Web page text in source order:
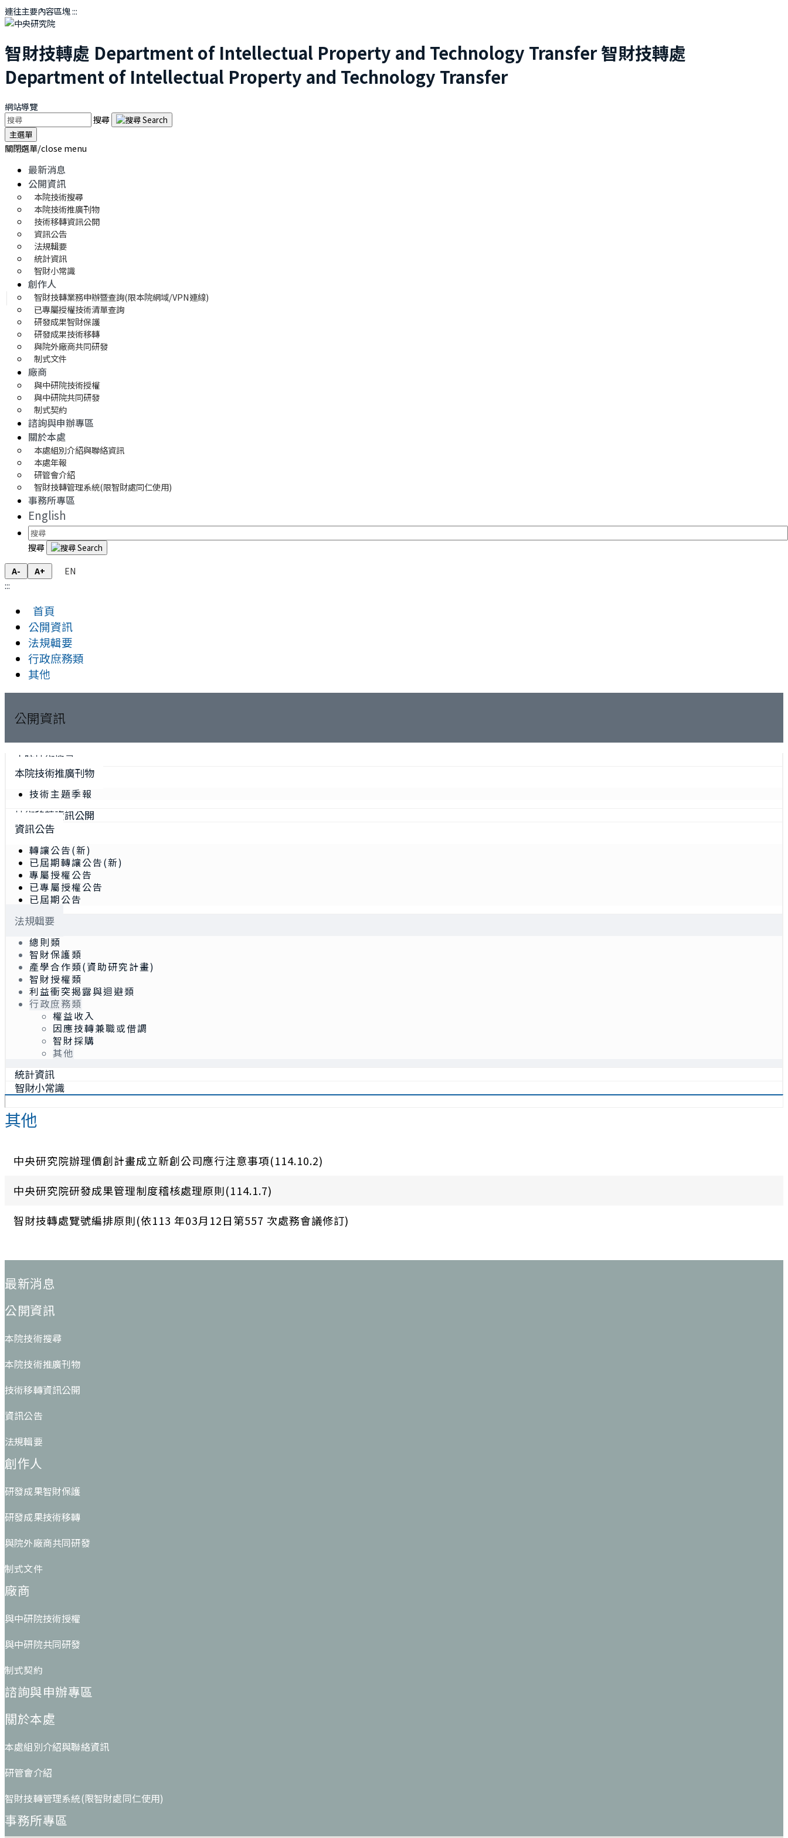
連往主要內容區塊:::
智財技轉處 Department of Intellectual Property and Technology Transfer智財技轉處
Department of Intellectual Property and Technology Transfer
網站導覽
搜尋
主選單
關閉選單/close menu
最新消息
公開資訊
本院技術搜尋
本院技術推廣刊物
技術移轉資訊公開
資訊公告
法規輯要
統計資訊
智財小常識
創作人
智財技轉業務申辦暨查詢(限本院網域/VPN連線)
已專屬授權技術清單查詢
研發成果智財保護
研發成果技術移轉
與院外廠商共同研發
制式文件
廠商
與中研院技術授權
與中研院共同研發
制式契約
諮詢與申辦專區
關於本處
本處組別介紹與聯絡資訊
本處年報
研管會介紹
智財技轉管理系統(限智財處同仁使用)
事務所專區
English
搜尋
A- A+
EN
:::
首頁
公開資訊
法規輯要
行政庶務類
其他
公開資訊
本院技術搜尋
本院技術推廣刊物
技術主題季報
技術移轉資訊公開
資訊公告
轉讓公告(新)
已屆期轉讓公告(新)
專屬授權公告
已專屬授權公告
已屆期公告
法規輯要
總則類
智財保護類
產學合作類(資助研究計畫)
智財授權類
利益衝突揭露與迴避類
行政庶務類
權益收入
因應技轉兼職或借調
智財採購
其他
統計資訊
智財小常識
其他
中央研究院辦理價創計畫成立新創公司應行注意事項(114.10.2)
中央研究院研發成果管理制度稽核處理原則(114.1.7)
智財技轉處覽號編排原則(依113 年03月12日第557 次處務會議修訂)
最新消息
公開資訊
本院技術搜尋
本院技術推廣刊物
技術移轉資訊公開
資訊公告
法規輯要
創作人
研發成果智財保護
研發成果技術移轉
與院外廠商共同研發
制式文件
廠商
與中研院技術授權
與中研院共同研發
制式契約
諮詢與申辦專區
關於本處
本處組別介紹與聯絡資訊
研管會介紹
智財技轉管理系統(限智財處同仁使用)
事務所專區